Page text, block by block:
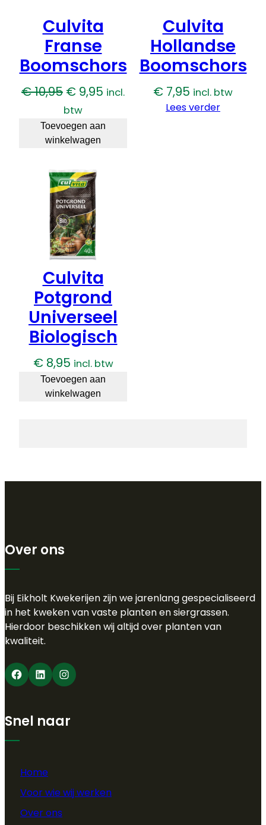
a
n
Culvita
Franse
Boomschors
€10,95 Oorspronkelijke
prijs
was:
€ 10,95.
€ 9,95 Huidige
is:
incl.
btw
Toevoegen aan
winkelwagen
Culvita
Hollandse
Boomschors
€ 7,95 incl. btw
Lees verder
Culvita
Potgrond
Universeel
Biologisch
€8,95 incl. btw
Toevoegen aan
winkelwagen
Over ons
Bij Eikholt Kwekerijen zijn we jarenlang gespecialiseerd
in het kweken van vaste planten en siergrassen.
Hierdoor beschikken wij altijd over planten van
kwaliteit.
Facebook LinkedIn Instagram
Snel naar
Home
Voor wie wij werken
Over ons